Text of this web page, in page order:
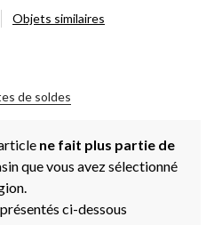
Objets similaires
de soldes
ne fait plus partie de
que vous avez sélectionné
ci-dessous